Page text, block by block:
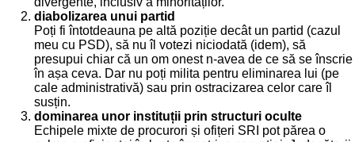
diabolizarea unui partid
Poți fi întotdeauna pe altă poziție decât un partid (cazul
meu cu PSD), să nu îl votezi niciodată (idem), să
presupui chiar că un om onest n-avea de ce să se înscrie
în așa ceva. Dar nu poți milita pentru eliminarea lui (pe
cale administrativă) sau prin ostracizarea celor care îl
susțin.
dominarea unor instituții prin structuri oculte
Echipele mixte de procurori și ofițeri SRI pot părea o